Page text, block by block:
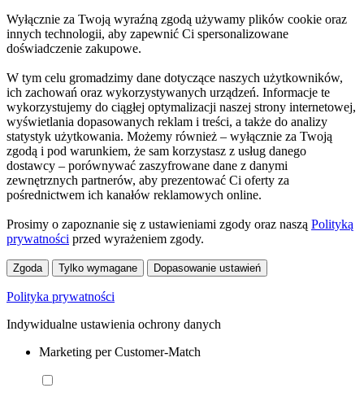
Wyłącznie za Twoją wyraźną zgodą używamy plików cookie oraz
innych technologii, aby zapewnić Ci spersonalizowane
doświadczenie zakupowe.
W tym celu gromadzimy dane dotyczące naszych użytkowników,
ich zachowań oraz wykorzystywanych urządzeń. Informacje te
wykorzystujemy do ciągłej optymalizacji naszej strony internetowej,
wyświetlania dopasowanych reklam i treści, a także do analizy
statystyk użytkowania. Możemy również – wyłącznie za Twoją
zgodą i pod warunkiem, że sam korzystasz z usług danego
dostawcy – porównywać zaszyfrowane dane z danymi
zewnętrznych partnerów, aby prezentować Ci oferty za
pośrednictwem ich kanałów reklamowych online.
Prosimy o zapoznanie się z ustawieniami zgody oraz naszą Polityką
prywatności przed wyrażeniem zgody.
Zgoda Tylko wymagane Dopasowanie ustawień
Polityka prywatności
Indywidualne ustawienia ochrony danych
Marketing per Customer-Match